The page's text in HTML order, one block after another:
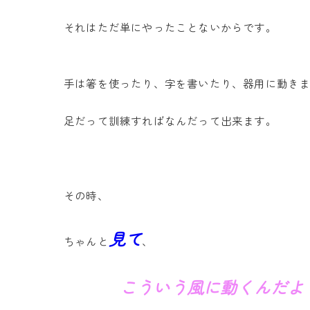
それはただ単にやったことないからです。
手は箸を使ったり、字を書いたり、器用に動きま
足だって訓練すればなんだって出来ます。
その時、
ちゃんと 見て、
こういう風に動くんだよ